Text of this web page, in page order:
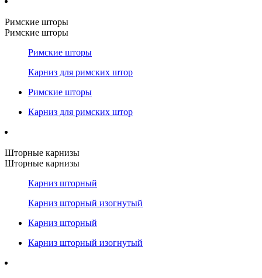
Римские шторы
Римские шторы
Римские шторы
Карниз для римских штор
Римские шторы
Карниз для римских штор
Шторные карнизы
Шторные карнизы
Карниз шторный
Карниз шторный изогнутый
Карниз шторный
Карниз шторный изогнутый